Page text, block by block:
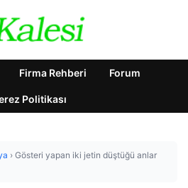
Firma Rehberi Forum
Politikası
› Gösteri yapan iki jetin düştüğü anlar